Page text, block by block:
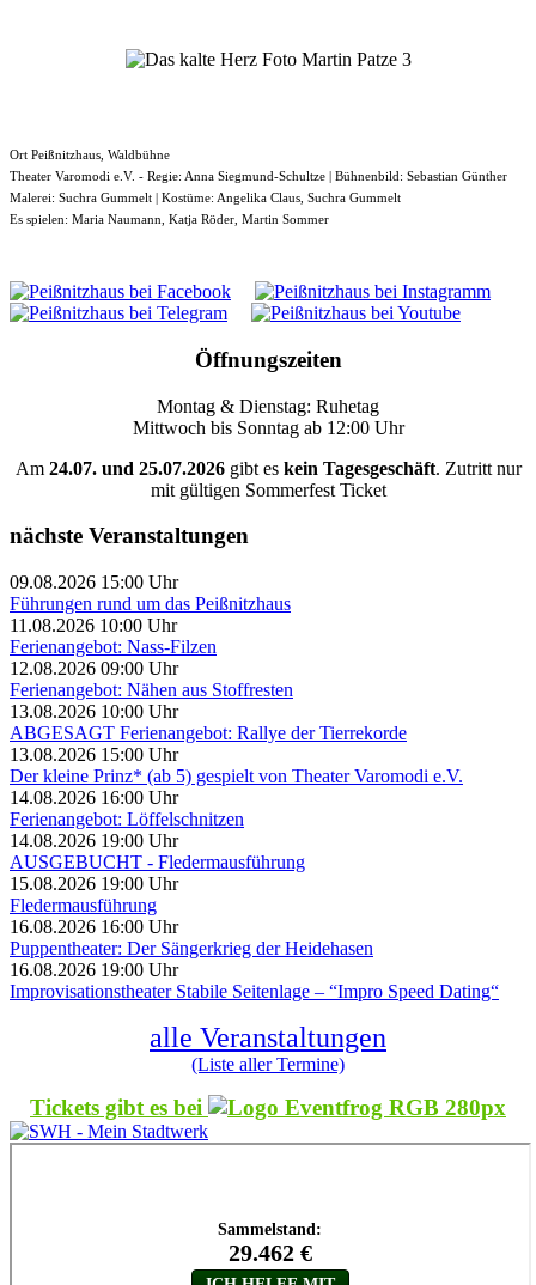
Ort Peißnitzhaus, Waldbühne
Theater Varomodi e.V. - Regie: Anna Siegmund-Schultze | Bühnenbild: Sebastian Günther
Malerei: Suchra Gummelt | Kostüme: Angelika Claus, Suchra Gummelt
Es spielen: Maria Naumann, Katja Röder, Martin Sommer
Öffnungszeiten
Montag & Dienstag: Ruhetag
Mittwoch bis Sonntag ab 12:00 Uhr
Am 24.07. und 25.07.2026gibt eskein Tagesgeschäft. Zutritt nur
mit gültigen Sommerfest Ticket
nächste Veranstaltungen
09.08.2026 15:00 Uhr
Führungen rund um das Peißnitzhaus
11.08.2026 10:00 Uhr
Ferienangebot: Nass-Filzen
12.08.2026 09:00 Uhr
Ferienangebot: Nähen aus Stoffresten
13.08.2026 10:00 Uhr
ABGESAGT Ferienangebot: Rallye der Tierrekorde
13.08.2026 15:00 Uhr
Der kleine Prinz* (ab 5) gespielt von Theater Varomodi e.V.
14.08.2026 16:00 Uhr
Ferienangebot: Löffelschnitzen
14.08.2026 19:00 Uhr
AUSGEBUCHT - Fledermausführung
15.08.2026 19:00 Uhr
Fledermausführung
16.08.2026 16:00 Uhr
Puppentheater: Der Sängerkrieg der Heidehasen
16.08.2026 19:00 Uhr
Improvisationstheater Stabile Seitenlage – “Impro Speed Dating“
alle Veranstaltungen
(Liste aller Termine)
Tickets gibt es bei